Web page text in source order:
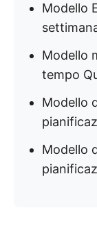
Modello
Modello
tempo
Modello
Modello